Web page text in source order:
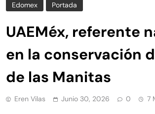
Edomex Portada
UAEMéx, referente
en la conservación
de las Manitas
Eren Vilas Junio 30, 2026 0 7